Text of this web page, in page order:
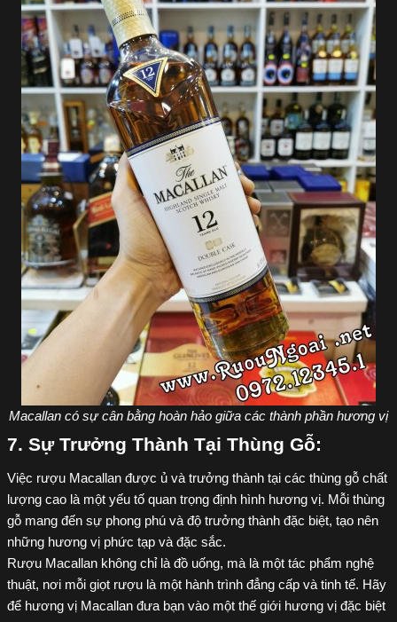
Macallan có sự cân bằng hoàn hảo giữa các thành phần hương vị
7. Sự Trưởng Thành Tại Thùng Gỗ:
Việc rượu Macallan được ủ và trưởng thành tại các thùng gỗ chất
lượng cao là một yếu tố quan trọng định hình hương vị. Mỗi thùng
gỗ mang đến sự phong phú và độ trưởng thành đặc biệt, tạo nên
những hương vị phức tạp và đặc sắc.
Rượu Macallan không chỉ là đồ uống, mà là một tác phẩm nghệ
thuật, nơi mỗi giọt rượu là một hành trình đẳng cấp và tinh tế. Hãy
để hương vị Macallan đưa bạn vào một thế giới hương vị đặc biệt